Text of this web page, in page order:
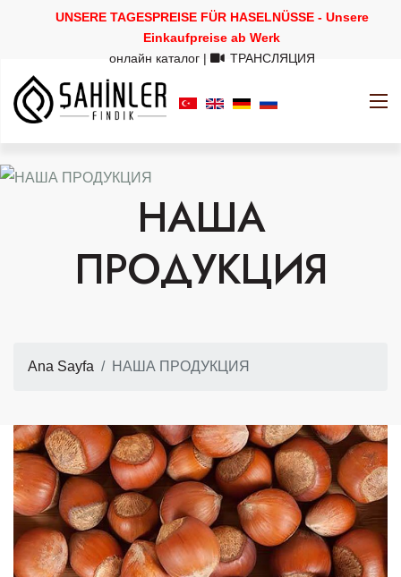
UNSERE TAGESPREISE FÜR HASELNÜSSE - Unsere
Einkaufpreise ab Werk
онлайн каталог | ТРАНСЛЯЦИЯ
НАША
ПРОДУКЦИЯ
Ana Sayfa НАША ПРОДУКЦИЯ